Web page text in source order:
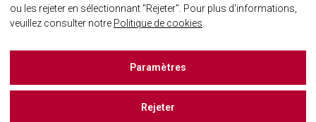
ou les rejeter en sélectionnant "Rejeter". Pour plus d'informations,
veuillez consulter notre Politique de cookies
Paramètres
Rejeter